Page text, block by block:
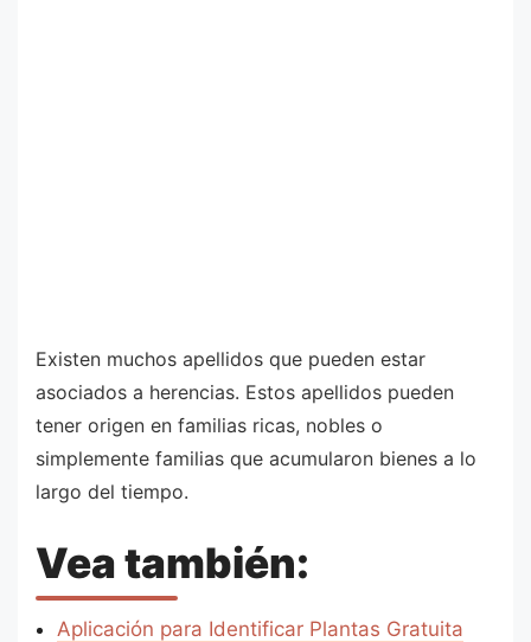
Existen muchos apellidos que pueden estar
asociados a herencias. Estos apellidos pueden
tener origen en familias ricas, nobles o
simplemente familias que acumularon bienes a lo
largo del tiempo.
Vea también:
Aplicación para Identificar Plantas Gratuita